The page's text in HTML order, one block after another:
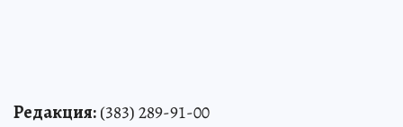
Редакция:(383) 289-91-00